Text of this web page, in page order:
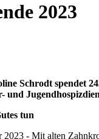
2023
Schrodt spendet
und
tun
- Mit alten